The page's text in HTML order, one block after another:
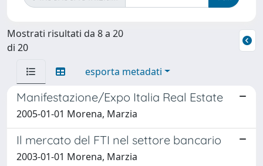
Mostrati risultati da 8 a 20
di 20
esporta metadati
Manifestazione/Expo Italia Real Estate
2005-01-01 Morena, Marzia
Il mercato del FTI nel settore bancario
2003-01-01 Morena, Marzia